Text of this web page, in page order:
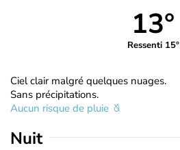
13°
Ressenti 15°
Ciel clair malgré quelques nuages.
Sans précipitations.
Aucun risque de pluie
Nuit